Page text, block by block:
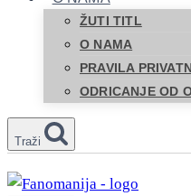
ŽUTI TITL
O NAMA
PRAVILA
ODRICANJE OD
Traži